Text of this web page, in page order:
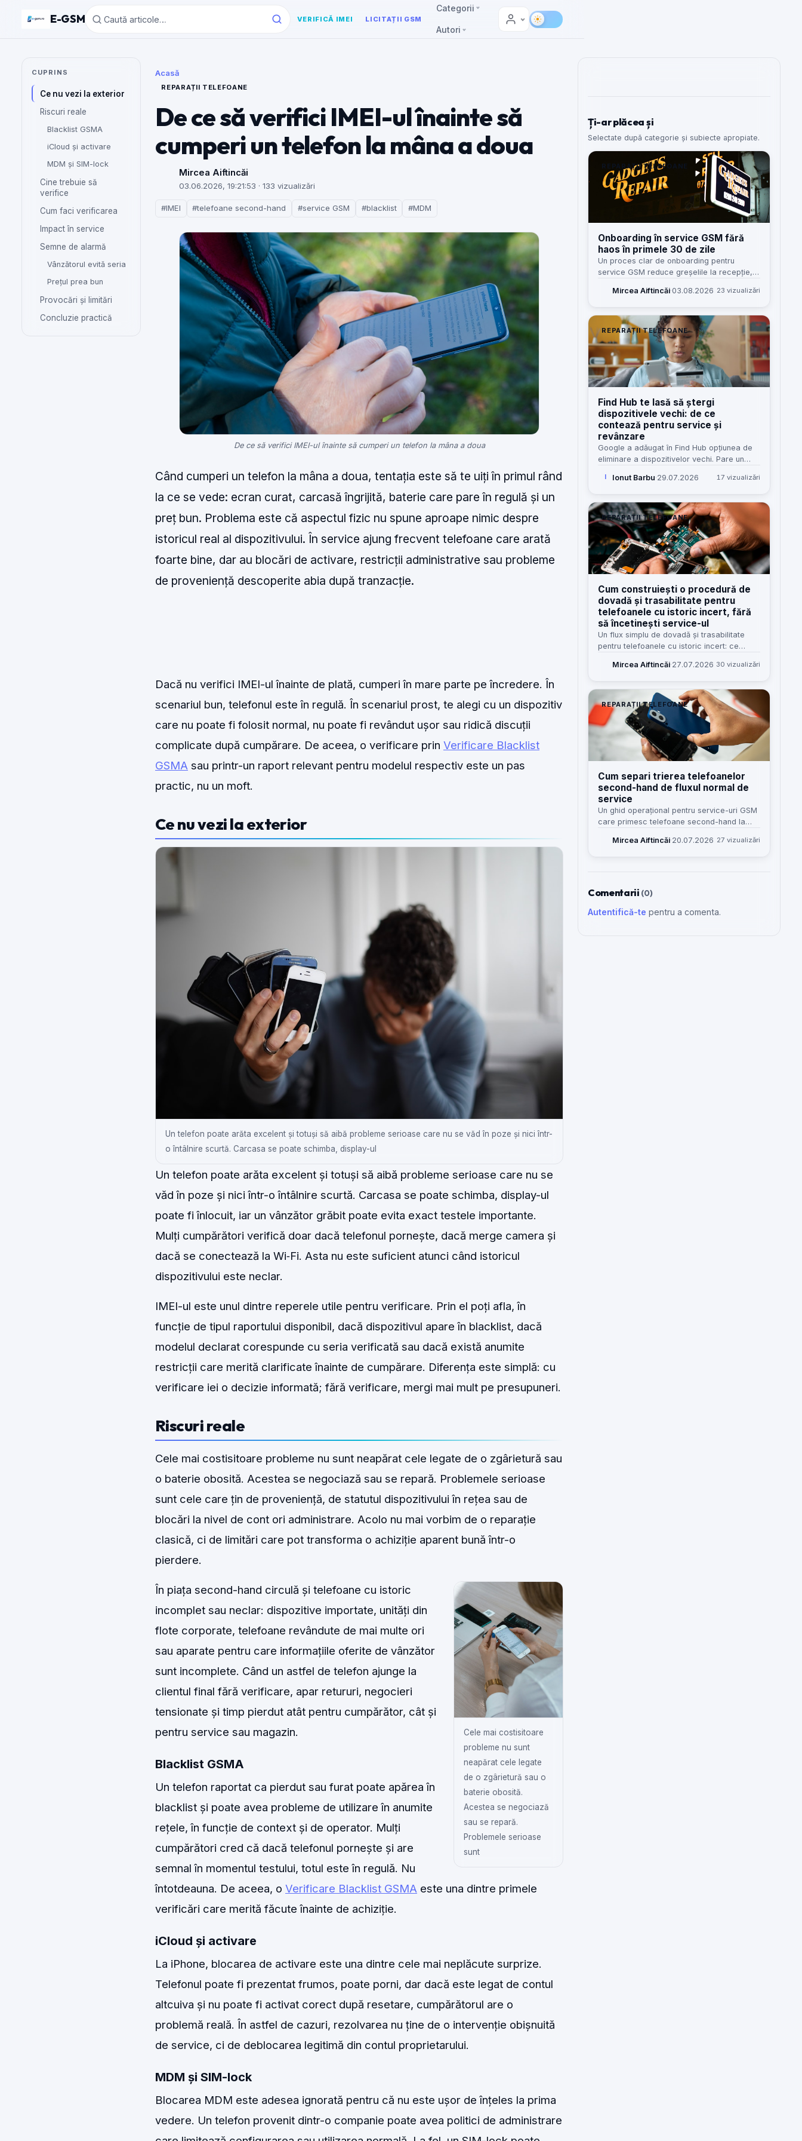
E-GSM VERIFICĂ IMEI LICITAȚII GSM
Categorii
Autori
CUPRINS
Ce nu vezi la exterior
Riscuri reale
Blacklist GSMA
iCloud și activare
MDM și SIM-lock
Cine trebuie să
verifice
Cum faci verificarea
Impact în service
Semne de alarmă
Vânzătorul evită seria
Prețul prea bun
Provocări și limitări
Concluzie practică
Acasă
REPARAȚII TELEFOANE
De ce să verifici IMEI-ul înainte să
cumperi un telefon la mâna a doua
Mircea Aiftincăi
03.06.2026, 19:21:53 · 133 vizualizări
#IMEI #telefoane second-hand #service GSM #blacklist #MDM
De ce să verifici IMEI-ul înainte să cumperi un telefon la mâna a doua
Când cumperi un telefon la mâna a doua, tentația este să te uiți în primul rând
la ce se vede: ecran curat, carcasă îngrijită, baterie care pare în regulă și un
preț bun. Problema este că aspectul fizic nu spune aproape nimic despre
istoricul real al dispozitivului. În service ajung frecvent telefoane care arată
foarte bine, dar au blocări de activare, restricții administrative sau probleme
de proveniență descoperite abia după tranzacție.
Dacă nu verifici IMEI-ul înainte de plată, cumperi în mare parte pe încredere. În
scenariul bun, telefonul este în regulă. În scenariul prost, te alegi cu un dispozitiv
care nu poate fi folosit normal, nu poate fi revândut ușor sau ridică discuții
complicate după cumpărare. De aceea, o verificare prin Verificare Blacklist
GSMA sau printr-un raport relevant pentru modelul respectiv este un pas
practic, nu un moft.
Ce nu vezi la exterior
Un telefon poate arăta excelent și totuși să aibă probleme serioase care nu se văd în poze și nici într-
o întâlnire scurtă. Carcasa se poate schimba, display-ul
Un telefon poate arăta excelent și totuși să aibă probleme serioase care nu se
văd în poze și nici într-o întâlnire scurtă. Carcasa se poate schimba, display-ul
poate fi înlocuit, iar un vânzător grăbit poate evita exact testele importante.
Mulți cumpărători verifică doar dacă telefonul pornește, dacă merge camera și
dacă se conectează la Wi‑Fi. Asta nu este suficient atunci când istoricul
dispozitivului este neclar.
IMEI-ul este unul dintre reperele utile pentru verificare. Prin el poți afla, în
funcție de tipul raportului disponibil, dacă dispozitivul apare în blacklist, dacă
modelul declarat corespunde cu seria verificată sau dacă există anumite
restricții care merită clarificate înainte de cumpărare. Diferența este simplă: cu
verificare iei o decizie informată; fără verificare, mergi mai mult pe presupuneri.
Riscuri reale
Cele mai costisitoare probleme nu sunt neapărat cele legate de o zgârietură sau
o baterie obosită. Acestea se negociază sau se repară. Problemele serioase
sunt cele care țin de proveniență, de statutul dispozitivului în rețea sau de
blocări la nivel de cont ori administrare. Acolo nu mai vorbim de o reparație
clasică, ci de limitări care pot transforma o achiziție aparent bună într-o
pierdere.
Cele mai costisitoare
probleme nu sunt
neapărat cele legate
de o zgârietură sau o
baterie obosită.
Acestea se negociază
sau se repară.
Problemele serioase
sunt
În piața second-hand circulă și telefoane cu istoric
incomplet sau neclar: dispozitive importate, unități din
flote corporate, telefoane revândute de mai multe ori
sau aparate pentru care informațiile oferite de vânzător
sunt incomplete. Când un astfel de telefon ajunge la
clientul final fără verificare, apar retururi, negocieri
tensionate și timp pierdut atât pentru cumpărător, cât și
pentru service sau magazin.
Blacklist GSMA
Un telefon raportat ca pierdut sau furat poate apărea în
blacklist și poate avea probleme de utilizare în anumite
rețele, în funcție de context și de operator. Mulți
cumpărători cred că dacă telefonul pornește și are
semnal în momentul testului, totul este în regulă. Nu
întotdeauna. De aceea, o Verificare Blacklist GSMA este una dintre primele
verificări care merită făcute înainte de achiziție.
iCloud și activare
La iPhone, blocarea de activare este una dintre cele mai neplăcute surprize.
Telefonul poate fi prezentat frumos, poate porni, dar dacă este legat de contul
altcuiva și nu poate fi activat corect după resetare, cumpărătorul are o
problemă reală. În astfel de cazuri, rezolvarea nu ține de o intervenție obișnuită
de service, ci de deblocarea legitimă din contul proprietarului.
MDM și SIM-lock
Blocarea MDM este adesea ignorată pentru că nu este ușor de înțeles la prima
vedere. Un telefon provenit dintr-o companie poate avea politici de administrare
Ți-ar plăcea și
Selectate după categorie și subiecte apropiate.
REPARAȚII TELEFOANE
Onboarding în service GSM fără
haos în primele 30 de zile
Un proces clar de onboarding pentru
service GSM reduce greșelile la recepție,
care știe tot”. Iată cum îl construiesc eu,
Mircea Aiftincăi·03.08.2026 23 vizualizări
REPARAȚII TELEFOANE
Find Hub te lasă să ștergi
dispozitivele vechi: de ce
contează pentru service și
revânzare
Google a adăugat în Find Hub opțiunea de
eliminare a dispozitivelor vechi. Pare un
și clienți înseamnă mai puțină confuzie și
I Ionut Barbu·29.07.2026 17 vizualizări
REPARAȚII TELEFOANE
Cum construiești o procedură de
dovadă și trasabilitate pentru
telefoanele cu istoric incert, fără
să încetinești service-ul
Un flux simplu de dovadă și trasabilitate
pentru telefoanele cu istoric incert: ce
reduci disputele fără să blochezi recepția.
Mircea Aiftincăi·27.07.2026 30 vizualizări
REPARAȚII TELEFOANE
Cum separi trierea telefoanelor
second-hand de fluxul normal de
service
Un ghid operațional pentru service-uri GSM
care primesc telefoane second-hand la
să evite amestecul cu intrările normale în
Mircea Aiftincăi·20.07.2026 27 vizualizări
Comentarii (0)
Autentifică-te pentru a comenta.